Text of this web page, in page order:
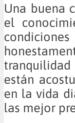
Una buena
el
están
en la vida
las mejor